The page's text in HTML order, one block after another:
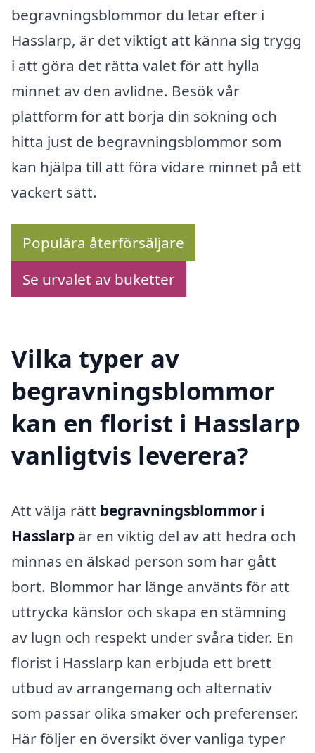
begravningsblommor du letar efter i
Hasslarp, är det viktigt att känna sig trygg
i att göra det rätta valet för att hylla
minnet av den avlidne. Besök vår
plattform för att börja din sökning och
hitta just de begravningsblommor som
kan hjälpa till att föra vidare minnet på ett
vackert sätt.
Populära återförsäljare
Se urvalet av buketter
Vilka typer av
begravningsblommor
kan en florist i Hasslarp
vanligtvis leverera?
Att välja rätt begravningsblommor i
Hasslarp är en viktig del av att hedra och
minnas en älskad person som har gått
bort. Blommor har länge använts för att
uttrycka känslor och skapa en stämning
av lugn och respekt under svåra tider. En
florist i Hasslarp kan erbjuda ett brett
utbud av arrangemang och alternativ
som passar olika smaker och preferenser.
Här följer en översikt över vanliga typer